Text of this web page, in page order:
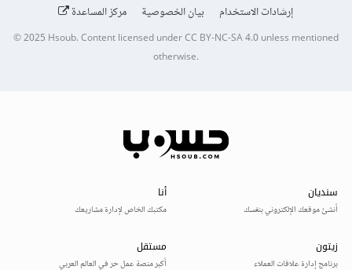
إرشادات الاستخدام
بيان الخصوصية مركز المساعدة
© 2025Hsoub.Content licensed underCC BY-NC-SA 4.0unless mentioned
otherwise.